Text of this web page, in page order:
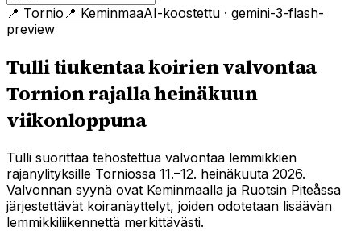
📍 Tornio 📍 KeminmaaAI-koostettu · gemini-3-flash-
preview
Tulli tiukentaa koirien valvontaa
Tornion rajalla heinäkuun
viikonloppuna
Tulli suorittaa tehostettua valvontaa lemmikkien
rajanylityksille Torniossa 11.–12. heinäkuuta 2026.
Valvonnan syynä ovat Keminmaalla ja Ruotsin Piteåssa
järjestettävät koiranäyttelyt, joiden odotetaan lisäävän
lemmikkiliikennettä merkittävästi.